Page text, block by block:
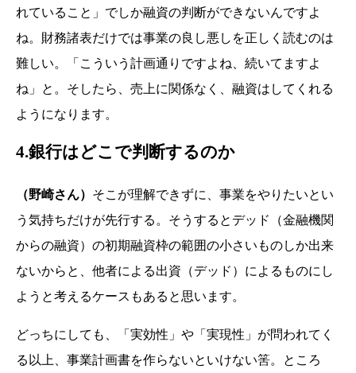
れていること」でしか融資の判断ができないんですよ
ね。財務諸表だけでは事業の良し悪しを正しく読むのは
難しい。「こういう計画通りですよね、続いてますよ
ね」と。そしたら、売上に関係なく、融資はしてくれる
ようになります。
4.銀行はどこで判断するのか
（野崎さん） そこが理解できずに、事業をやりたいとい
う気持ちだけが先行する。そうするとデッド（金融機関
からの融資）の初期融資枠の範囲の小さいものしか出来
ないからと、他者による出資（デッド）によるものにし
ようと考えるケースもあると思います。
どっちにしても、「実効性」や「実現性」が問われてく
る以上、事業計画書を作らないといけない筈。ところ